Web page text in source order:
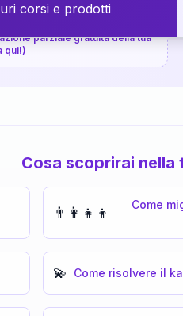
gratuita
parziale gratuita della tua
qui!)
Cosa scoprirai
👨‍👩‍👧‍👦
Come
💫 Come risolvere il
corsi e prodotti